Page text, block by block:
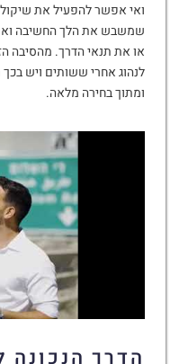
ואי אפשר להפעיל את
שמשבש את הלך החשיבה
או את תנאי הדרך. מהסיבה
לנהוג אחרי ששותים ויש בכך
ומתוך בחירה מלאה.
הדרך הנכונה